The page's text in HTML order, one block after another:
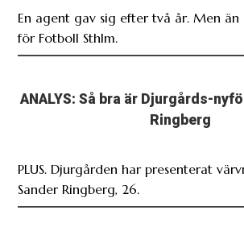
En agent gav sig efter två år. Men
för Fotboll Sthlm.
ANALYS: Så bra är Djurgårds-
Ringberg
PLUS. Djurgården har presenterat
Sander Ringberg, 26.